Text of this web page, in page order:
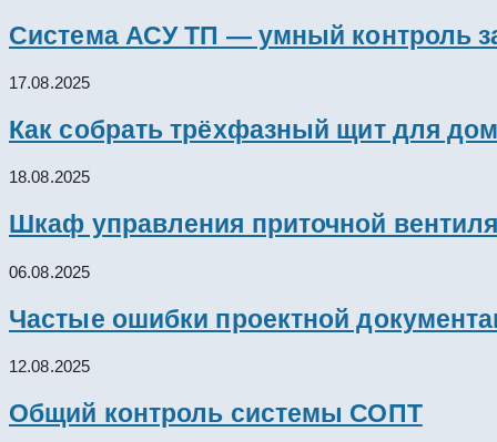
Система АСУ ТП — умный контроль
17.08.2025
Как собрать трёхфазный щит для
18.08.2025
Шкаф управления приточной
06.08.2025
Частые ошибки проектной
12.08.2025
Общий контроль системы СОПТ